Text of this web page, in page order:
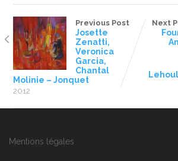
Previous Post
Josette
Zenatti,
Veronica
Garcia,
Chantal
Molinie – Jonquet
2012
Next
Mentions légales